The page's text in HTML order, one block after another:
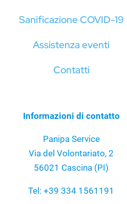
Sanificazione COVID-19
Assistenza eventi
Contatti
Informazioni di contatto
Panipa Service
Via del Volontariato, 2
56021 Cascina (PI)
Tel: +39 334 1561191